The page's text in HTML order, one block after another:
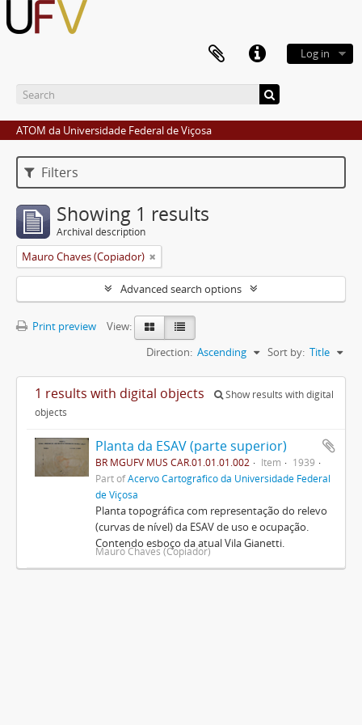
Log in
ATOM da Universidade Federal de Viçosa
Filters
Showing 1 results
Archival description
Mauro Chaves (Copiador)
Advanced search options
Print preview
View:
Sort by: Title
Direction: Ascending
1 results with digital objects
Show results with digital
objects
Planta da ESAV (parte superior)
BR MGUFV MUS CAR.01.01.01.002 Item
1939
Part ofAcervo Cartográfico da Universidade Federal
de Viçosa
Planta topográfica com representação do relevo
(curvas de nível) da ESAV de uso e ocupação.
Contendo esboço da atual Vila Gianetti.
Mauro Chaves (Copiador)